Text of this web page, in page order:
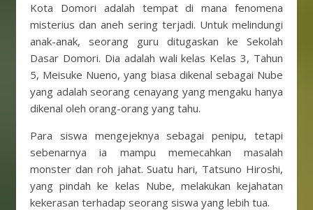
Kota Domori adalah tempat di mana fenomena
misterius dan aneh sering terjadi. Untuk melindungi
anak-anak, seorang guru ditugaskan ke Sekolah
Dasar Domori. Dia adalah wali kelas Kelas 3, Tahun
5, Meisuke Nueno, yang biasa dikenal sebagai Nube
yang adalah seorang cenayang yang mengaku hanya
dikenal oleh orang-orang yang tahu.
Para siswa mengejeknya sebagai penipu, tetapi
sebenarnya ia mampu memecahkan masalah
monster dan roh jahat. Suatu hari, Tatsuno Hiroshi,
yang pindah ke kelas Nube, melakukan kejahatan
kekerasan terhadap seorang siswa yang lebih tua.